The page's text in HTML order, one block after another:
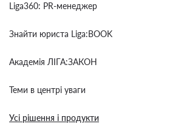
Liga360: PR-менеджер
Знайти юриста Liga:BOOK
Академія ЛІГА:ЗАКОН
Теми в центрі уваги
Усі рішення і продукти